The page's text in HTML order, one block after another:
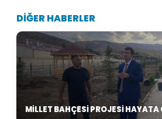
DİĞER HABERLER
MILLET BAHÇESI PROJESI HAYATA